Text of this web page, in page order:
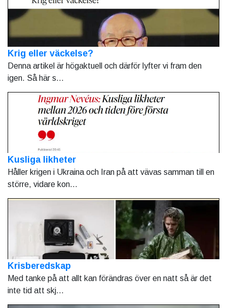
Krig eller väckelse?
Denna artikel är högaktuell och därför lyfter vi fram den
igen. Så här s...
Kusliga likheter
Håller krigen i Ukraina och Iran på att vävas samman till en
större, vidare kon...
Krisberedskap
Med tanke på att allt kan förändras över en natt så är det
inte tid att skj...